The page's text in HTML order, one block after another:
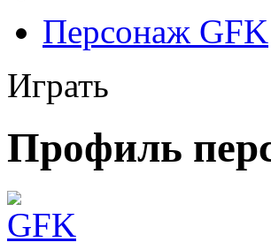
Персонаж GFK
Играть
Профиль